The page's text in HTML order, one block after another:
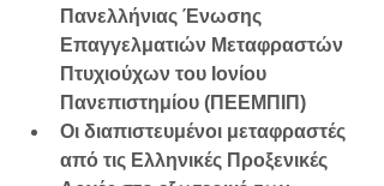
Πανελλήνιας Ένωσης
Επαγγελματιών Μεταφραστών
Πτυχιούχων του Ιονίου
Πανεπιστημίου (ΠΕΕΜΠΙΠ)
Οι διαπιστευμένοι μεταφραστές
από τις Ελληνικές Προξενικές